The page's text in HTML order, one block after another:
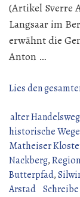
(Artikel Sverre
Langsaar im
erwähnt die
Anton …
Lies den
alter Handelsweg
historische Wege
Matheiser
Nackberg,
Butterpfad,
Arstad